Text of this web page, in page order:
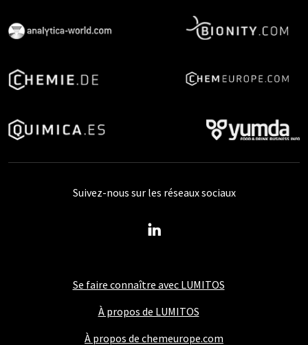
Se faire connaître avec LUMITOS
À propos de LUMITOS
À propos de chemeurope.com
Suivez-nous sur les réseaux sociaux